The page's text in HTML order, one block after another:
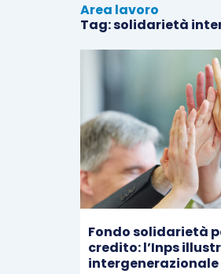
Area lavoro
Tag: solidarietà
Fondo solidarietà
credito: l’Inps
intergenerazionale